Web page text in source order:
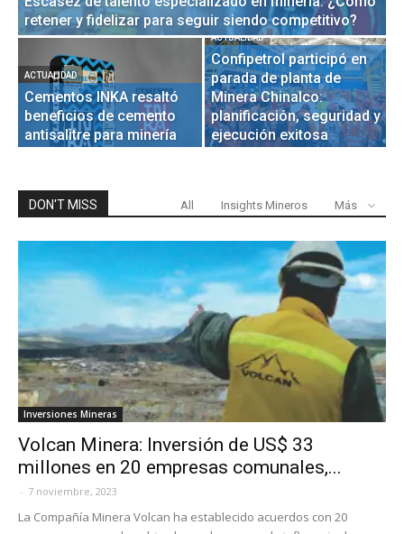
retener y fidelizar para seguir siendo competitivo?
ACTUALIDAD
Cementos INKA resaltó
beneficios de cemento
antisalitre para minería
ACTUALIDAD
Confipetrol participó en
parada de planta de
Minera Chinalco:
planificación, seguridad y
ejecución exitosa
DON'T MISS All Insights Mineros Más
Inversiones Mineras
Volcan Minera: Inversión de US$ 33
millones en 20 empresas comunales,...
- 7 noviembre, 2023
La Compañía Minera Volcan ha establecido acuerdos con 20